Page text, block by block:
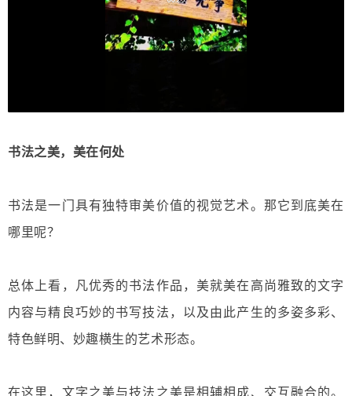
书法之美，美在何处
书法是一门具有独特审美价值的视觉艺术。那它到底美在
哪里呢？
总体上看，凡优秀的书法作品，美就美在高尚雅致的文字
内容与精良巧妙的书写技法，以及由此产生的多姿多彩、
特色鲜明、妙趣横生的艺术形态。
在这里，文字之美与技法之美是相辅相成、交互融合的。